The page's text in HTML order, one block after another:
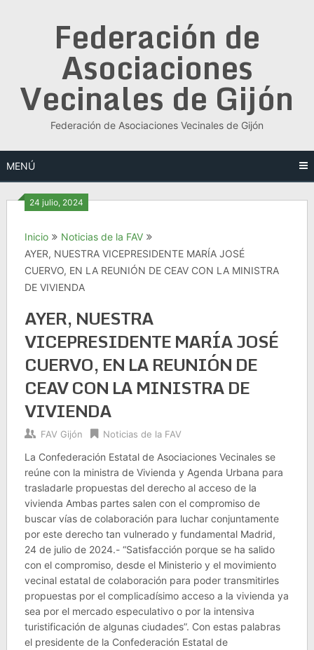
Federación de
Asociaciones
Vecinales de Gijón
Federación de Asociaciones Vecinales de Gijón
MENÚ
24 julio, 2024
Inicio
Noticias de la FAV
AYER, NUESTRA VICEPRESIDENTE MARÍA JOSÉ
CUERVO, EN LA REUNIÓN DE CEAV CON LA MINISTRA
DE VIVIENDA
AYER, NUESTRA
VICEPRESIDENTE MARÍA JOSÉ
CUERVO, EN LA REUNIÓN DE
CEAV CON LA MINISTRA DE
VIVIENDA
FAV Gijón Noticias de la FAV
La Confederación Estatal de Asociaciones Vecinales se
reúne con la ministra de Vivienda y Agenda Urbana para
trasladarle propuestas del derecho al acceso de la
vivienda Ambas partes salen con el compromiso de
buscar vías de colaboración para luchar conjuntamente
por este derecho tan vulnerado y fundamental Madrid,
24 de julio de 2024.- “Satisfacción porque se ha salido
con el compromiso, desde el Ministerio y el movimiento
vecinal estatal de colaboración para poder transmitirles
propuestas por el complicadísimo acceso a la vivienda ya
sea por el mercado especulativo o por la intensiva
turistificación de algunas ciudades”. Con estas palabras
el presidente de la Confederación Estatal de